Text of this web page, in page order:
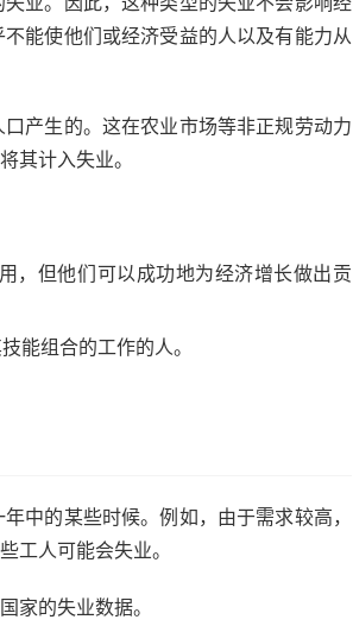
能使他们或经济受益的人以及有能力从
产生的。这在农业市场等非正规劳动力
其计入失业。
但他们可以成功地为经济增长做出贡
能组合的工作的人。
中的某些时候。例如，由于需求较高，
工人可能会失业。
家的失业数据。